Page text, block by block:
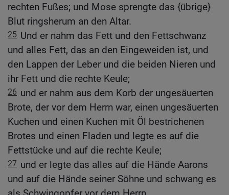
rechten Fußes; und Mose sprengte das {übrige}
Blut ringsherum an den Altar.
25 Und er nahm das Fett und den Fettschwanz
und alles Fett, das an den Eingeweiden ist, und
den Lappen der Leber und die beiden Nieren und
ihr Fett und die rechte Keule;
26 und er nahm aus dem Korb der ungesäuerten
Brote, der vor dem Herrn war, einen ungesäuerten
Kuchen und einen Kuchen mit Öl bestrichenen
Brotes und einen Fladen und legte es auf die
Fettstücke und auf die rechte Keule;
27 und er legte das alles auf die Hände Aarons
und auf die Hände seiner Söhne und schwang es